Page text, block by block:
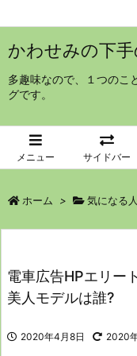
かわせみの下
多趣味なので、１つのこ
グです。
メニュー サイドバー
ホーム > 気になる
電車広告HPエリー
美人モデルは誰?
2020年4月8日 2020